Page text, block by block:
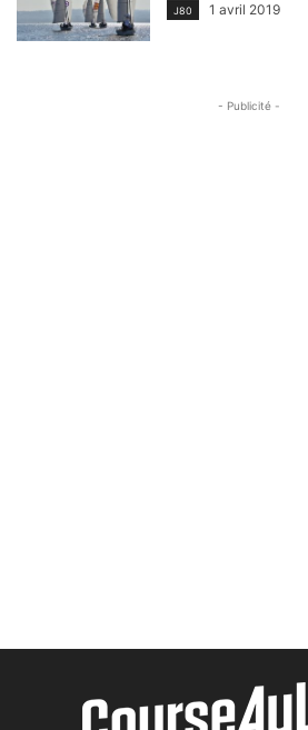
J80 1 avril 2019
- Publicité -